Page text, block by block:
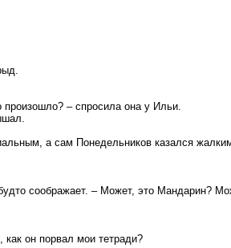
– спросила она у Ильи.
а сам Понедельников казался
соображает. – Может, это Мандарин?
он порвал мои тетради?